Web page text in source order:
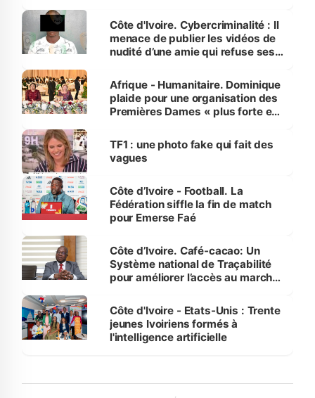
des Transports
Côte d'Ivoire. Cybercriminalité : Il
menace de publier les vidéos de
nudité d’une amie qui refuse ses
Afrique - Humanitaire. Dominique
plaide pour une organisation des
Premières Dames « plus forte et
sur la scène internationale »
TF1 : une photo fake qui fait des
vagues
Côte d’Ivoire - Football. La
Fédération siffle la fin de match
pour Emerse Faé
Côte d’Ivoire. Café-cacao: Un
Système national de Traçabilité
pour améliorer l’accès au marché
Côte d'Ivoire - Etats-Unis : Trente
jeunes Ivoiriens formés à
l'intelligence artificielle